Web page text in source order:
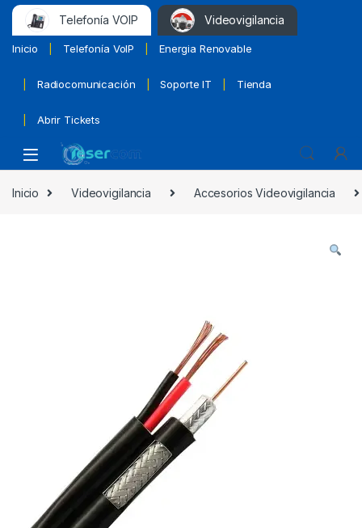
Telefonía VOIP Videovigilancia
Inicio Telefonía VoIP Energia Renovable
Radiocomunicación Soporte IT Tienda
Abrir Tickets
Inicio Videovigilancia Accesorios Videovigilancia